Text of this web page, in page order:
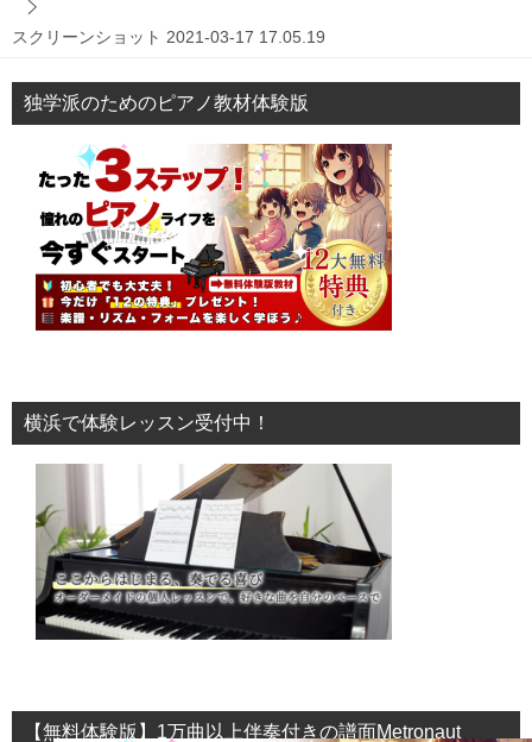
スクリーンショット 2021-03-17 17.05.19
独学派のためのピアノ教材体験版
横浜で体験レッスン受付中！
【無料体験版】1万曲以上伴奏付きの譜面Metronaut